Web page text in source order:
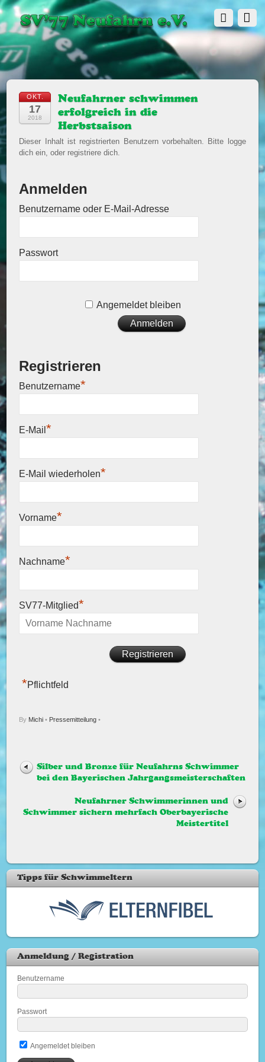
OKT.
17
2018
Neufahrner schwimmen
erfolgreich in die
Herbstsaison
Dieser Inhalt ist registrierten Benutzern vorbehalten. Bitte logge
dich ein, oder registriere dich.
Anmelden
Benutzername oder E-Mail-Adresse
Passwort
Angemeldet bleiben
Registrieren
Benutzername*
E-Mail*
E-Mail wiederholen*
Vorname*
Nachname*
SV77-Mitglied*
*Pflichtfeld
By Michi • Pressemitteilung •
Silber und Bronze für Neufahrns Schwimmer
bei den Bayerischen Jahrgangsmeisterschaften
Neufahrner Schwimmerinnen und
Schwimmer sichern mehrfach Oberbayerische
Meistertitel
Tipps für Schwimmeltern
Anmeldung / Registration
Benutzername
Passwort
Angemeldet bleiben